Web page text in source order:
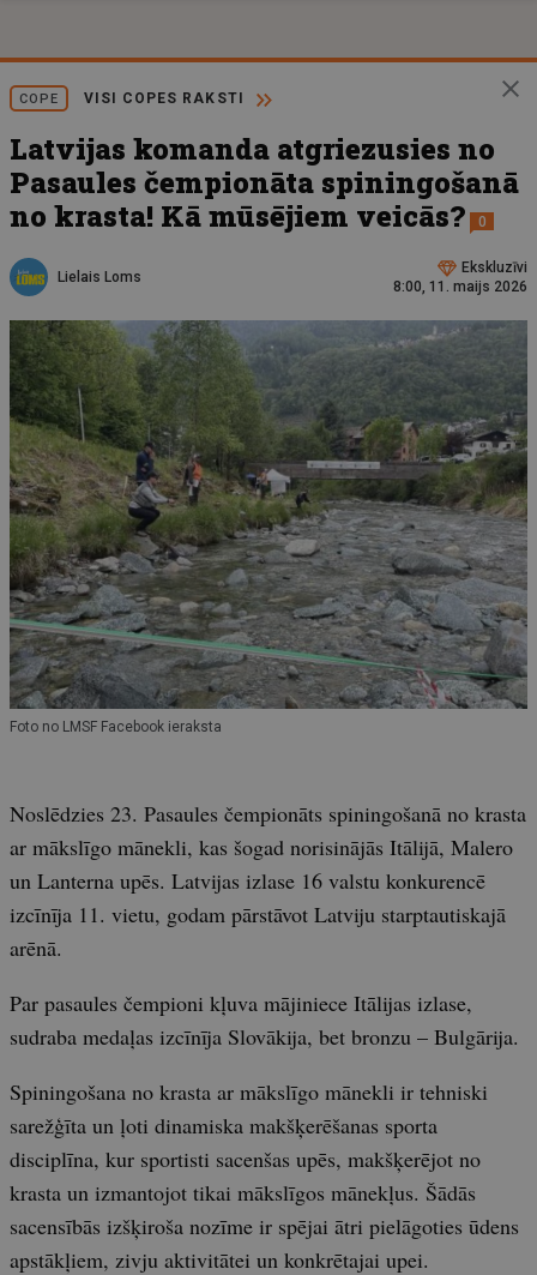
COPE VISI COPES RAKSTI
Latvijas komanda atgriezusies no
Pasaules čempionāta spiningošanā
no krasta! Kā mūsējiem veicās?
0
Lielais Loms
Ekskluzīvi
8:00, 11. maijs 2026
Foto no LMSF Facebook ieraksta
Noslēdzies 23. Pasaules čempionāts spiningošanā no krasta
ar mākslīgo mānekli, kas šogad norisinājās Itālijā, Malero
un Lanterna upēs. Latvijas izlase 16 valstu konkurencē
izcīnīja 11. vietu, godam pārstāvot Latviju starptautiskajā
arēnā.
Par pasaules čempioni kļuva mājiniece Itālijas izlase,
sudraba medaļas izcīnīja Slovākija, bet bronzu – Bulgārija.
Spiningošana no krasta ar mākslīgo mānekli ir tehniski
sarežģīta un ļoti dinamiska makšķerēšanas sporta
disciplīna, kur sportisti sacenšas upēs, makšķerējot no
krasta un izmantojot tikai mākslīgos mānekļus. Šādās
sacensībās izšķiroša nozīme ir spējai ātri pielāgoties ūdens
apstākļiem, zivju aktivitātei un konkrētajai upei.